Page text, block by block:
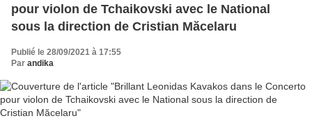
pour violon de Tchaikovski avec le National
sous la direction de Cristian Măcelaru
Publié le 28/09/2021 à 17:55
Par andika